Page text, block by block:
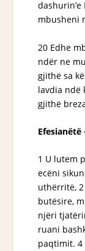
mbusheni
20 Edhe
ndër ne
gjithë sa
lavdia ndë
gjithë
Efesianëtë
1 U lutem
ecëni
uthërritë,
butësire,
njëri
ruani
paqtimit. 4